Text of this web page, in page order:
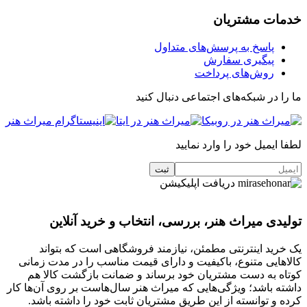
خدمات مشتریان
پاسخ به پرسش‌های متداول
پیگیری سفارش
روش‌های پرداخت
ما را در شبکه‌های اجتماعی دنبال کنید
لطفا ایمیل خود را وارد نمایید
دریافت اپلیکیشن
تولیدی میراث هنر، بررسی، انتخاب و خرید آنلاین
یک خرید اینترنتی مطمئن، نیازمند فروشگاهی است که بتواند
کالاهایی متنوع، باکیفیت و دارای قیمت مناسب را در مدت زمانی
کوتاه به دست مشتریان خود برساند و ضمانت بازگشت کالا هم
داشته باشد؛ ویژگی‌هایی که میراث هنر سال‌هاست بر روی آن‌ها کار
کرده و توانسته از این طریق مشتریان ثابت خود را داشته باشد.